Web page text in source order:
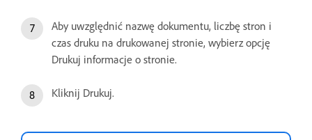
Aby uwzględnić nazwę dokumentu, liczbę stron i
czas druku na drukowanej stronie, wybierz opcję
Drukuj informacje o stronie.
Kliknij Drukuj.